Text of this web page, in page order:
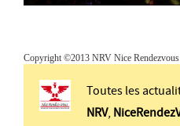
Copyright ©2013 NRV Nice
Toutes les
NRV,